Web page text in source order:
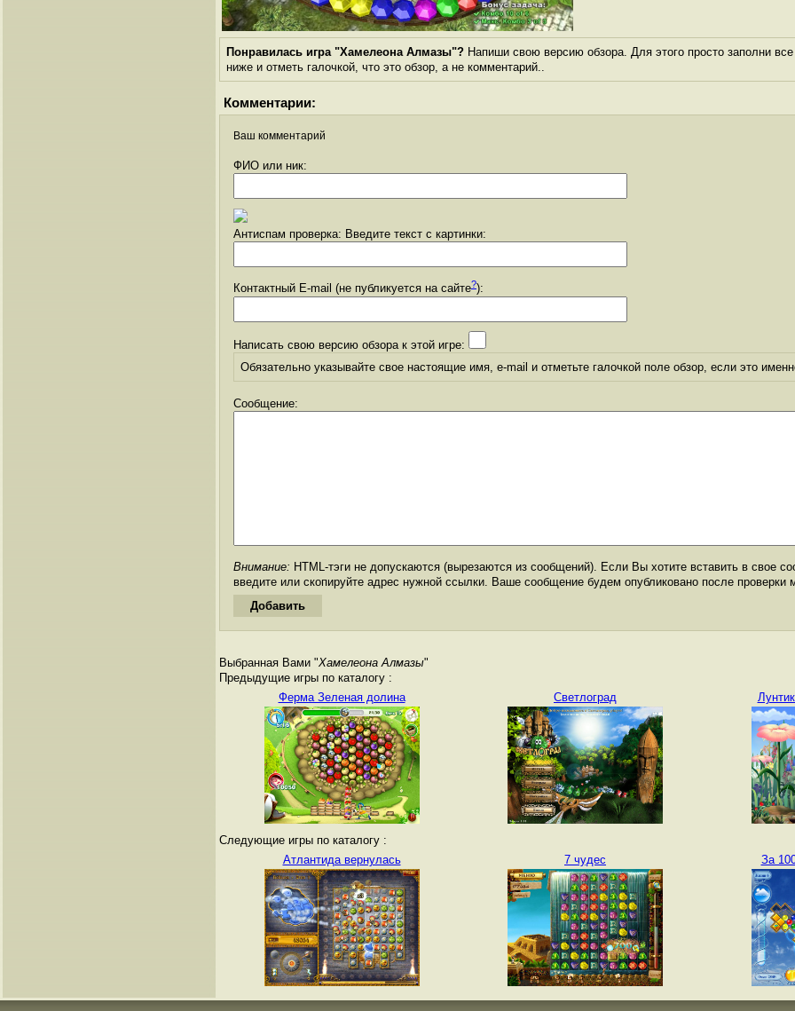
Понравилась игра "Хамелеона Алмазы"? Напиши свою версию обзора. Для этого просто заполни
ниже и отметь галочкой, что это обзор, а не комментарий..
Комментарии:
Ваш комментарий
ФИО или ник:
Антиспам проверка: Введите текст с картинки:
Контактный E-mail (не публикуется на сайте?):
Написать свою версию обзора к этой игре:
Обязательно указывайте свое настоящие имя, e-mail и отметьте галочкой поле обзор, если это
Сообщение:
Внимание: HTML-тэги не допускаются (вырезаются из сообщений). Если Вы хотите вставить в свое
введите или скопируйте адрес нужной ссылки. Ваше сообщение будем опубликовано после проверки
Выбранная Вами "Хамелеона Алмазы"
Предыдущие игры по каталогу :
Ферма Зеленая долина
Светлоград
Следующие игры по каталогу :
Атлантида вернулась
7 чудес За